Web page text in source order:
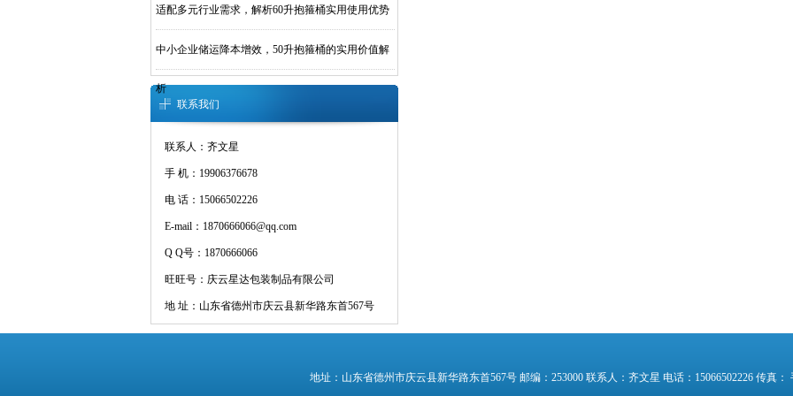
适配多元行业需求，解析60升抱箍桶实用使用优势
中小企业储运降本增效，50升抱箍桶的实用价值解
析
联系我们
联系人：齐文星
手 机：19906376678
电 话：15066502226
E-mail：1870666066@qq.com
Q Q号：1870666066
旺旺号：庆云星达包装制品有限公司
地 址：山东省德州市庆云县新华路东首567号
地址：山东省德州市庆云县新华路东首567号 邮编：253000 联系人：齐文星 电话：15066502226 传真：